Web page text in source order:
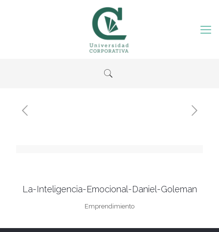
La-Inteligencia-Emocional-Daniel-Goleman
Emprendimiento